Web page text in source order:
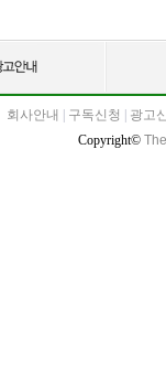
회사안내 구독신청
광고
Copyright©